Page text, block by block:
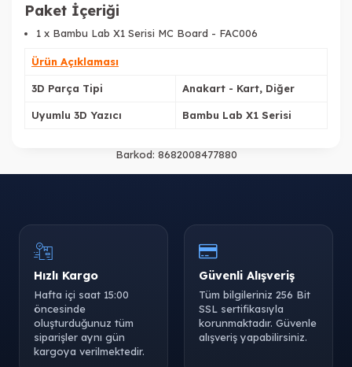
Paket İçeriği
1 x Bambu Lab X1 Serisi MC Board - FAC006
Ürün Açıklaması
3D Parça Tipi Anakart - Kart, Diğer
Uyumlu 3D Yazıcı Bambu Lab X1 Serisi
Barkod: 8682008477880
Hızlı Kargo
Hafta içi saat 15:00
öncesinde
oluşturduğunuz tüm
siparişler aynı gün
kargoya verilmektedir.
Güvenli Alışveriş
Tüm bilgileriniz 256 Bit
SSL sertifikasıyla
korunmaktadır. Güvenle
alışveriş yapabilirsiniz.